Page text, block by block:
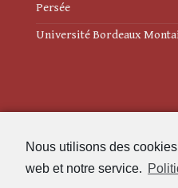
Nous utilisons des
web et notre service.
Persée
Université Bordeaux
Politique de cookies (UE)